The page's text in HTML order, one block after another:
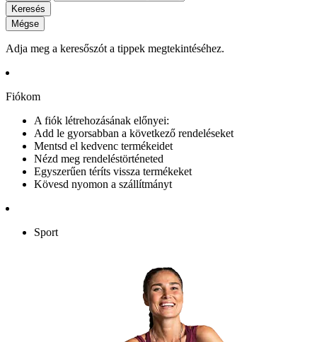
Keresés
Mégse
Adja meg a keresőszót a tippek megtekintéséhez.
Fiókom
A fiók létrehozásának előnyei:
Add le gyorsabban a következő rendeléseket
Mentsd el kedvenc termékeidet
Nézd meg rendeléstörténeted
Egyszerűen téríts vissza termékeket
Kövesd nyomon a szállítmányt
Sport